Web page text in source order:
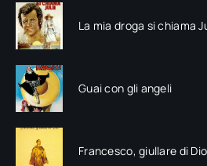
La mia droga si chiama
Guai con gli angeli
Francesco, giullare di Dio